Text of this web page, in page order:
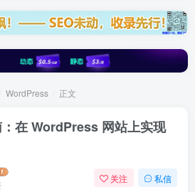
WordPress 正文
在 WordPress 网站上实现
关注 私信